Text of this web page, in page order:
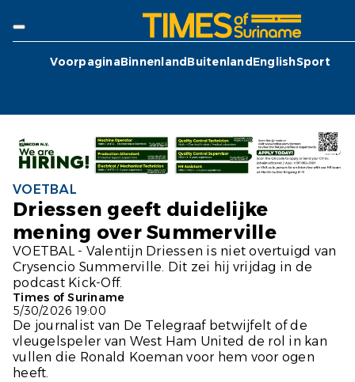
VoorpaginaBinnenlandBuitenlandEnglishSport
VOETBAL
Driessen geeft duidelijke
mening over Summerville
VOETBAL - Valentijn Driessen is niet overtuigd van
Crysencio Summerville. Dit zei hij vrijdag in de
podcast Kick-Off.
Times of Suriname
5/30/2026 19:00
De journalist van De Telegraaf betwijfelt of de
vleugelspeler van West Ham United de rol in kan
vullen die Ronald Koeman voor hem voor ogen
heeft.